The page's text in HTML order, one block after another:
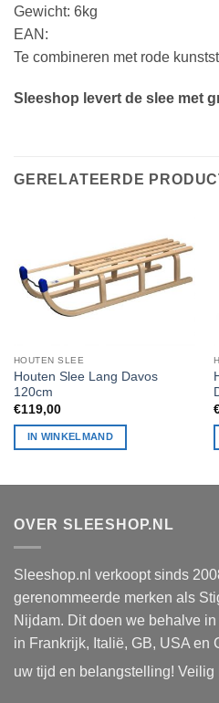
Gewicht: 6kg
EAN:
Te combineren met rode
Sleeshop levert de slee met
GERELATEERDE
HOUTEN SLEE
Houten Slee Lang Davos
120cm
€119,00
IN WINKELMAND
OVER SLEESHOP.NL
Sleeshop.nl verkoopt sinds
gerenommeerde merken als
Nijdam. Dit doen we behalve
in Frankrijk, Italië, GB, USA en
uw tijd en belangstelling! Veilig